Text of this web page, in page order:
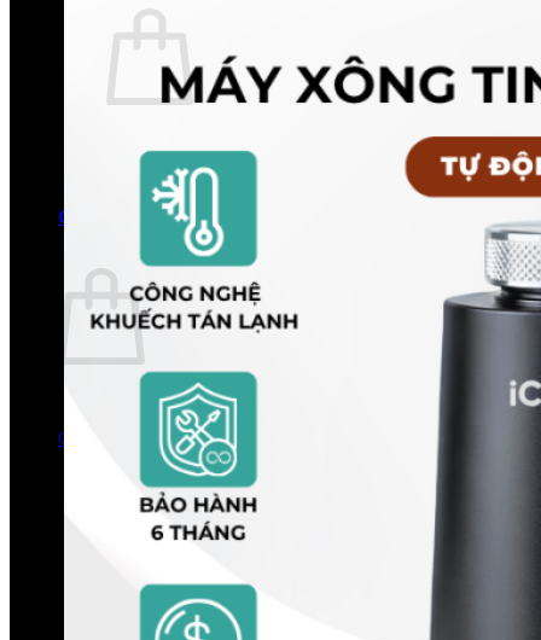
Quay trở lại cửa hàng
0
Giỏ hàng
Chưa có sản phẩm trong giỏ hàng.
Quay trở lại cửa hàng